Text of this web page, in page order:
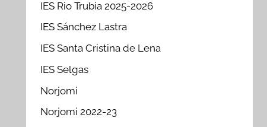
IES Rio Trubia 2025-2026
IES Sánchez Lastra
IES Santa Cristina de Lena
IES Selgas
Norjomi
Norjomi 2022-23